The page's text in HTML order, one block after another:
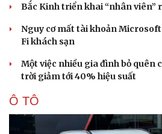
Doanh nghiệp
Thông tin doanh nghiệp
Doanh nghiệp 24h
Doanh nhân
Vì cộng đồng
Bắc Kinh triển khai “nhân viên”
Nguy cơ mất tài khoản
Fi khách sạn
Một việc nhiều gia đình bỏ quên
trời giảm tới 40% hiệu suất
Ô TÔ